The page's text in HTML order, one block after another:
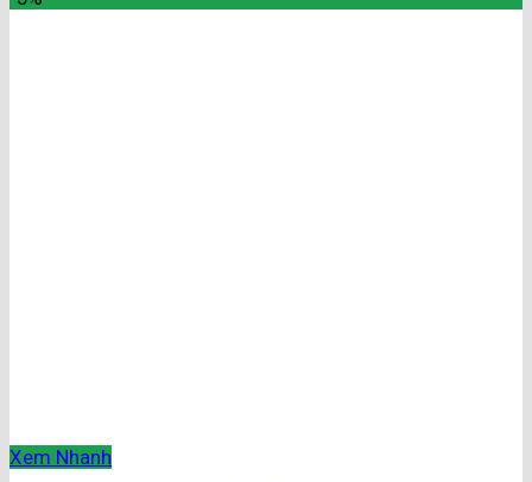
Xem Nhanh